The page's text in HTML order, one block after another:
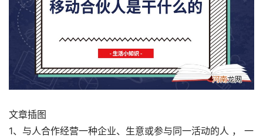
文章插图
1、与人合作经营一种企业、生意或参与同一活动的人 ， 一